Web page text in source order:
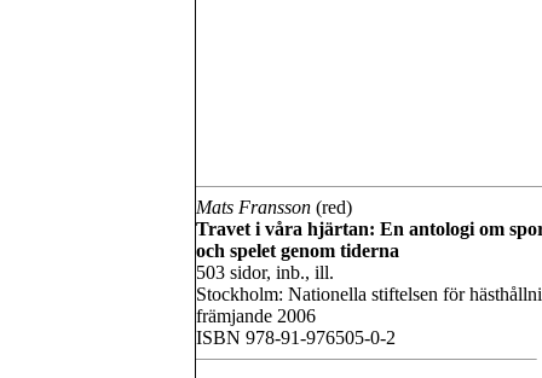
Mats Fransson (red)
Travet i våra hjärtan: En antologi om
och spelet genom tiderna
503 sidor, inb., ill.
Stockholm: Nationella stiftelsen för
främjande 2006
ISBN 978-91-976505-0-2